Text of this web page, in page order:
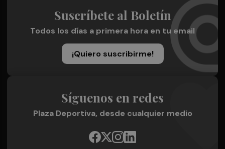
Suscríbete al Boletín
Todos los días a primera hora en tu email
¡Quiero suscribirme!
Síguenos en redes
Plaza Deportiva, desde cualquier medio